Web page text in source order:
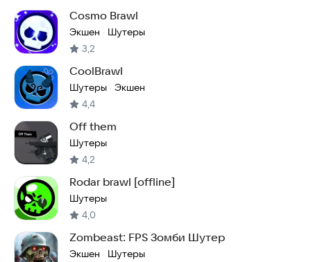
Cosmo Brawl
Экшен · Шутеры
3,2
CoolBrawl
Шутеры · Экшен
4,4
Off them
Шутеры
4,2
Rodar brawl [offline]
Шутеры
4,0
Zombeast: FPS Зомби Шутер
Экшен · Шутеры